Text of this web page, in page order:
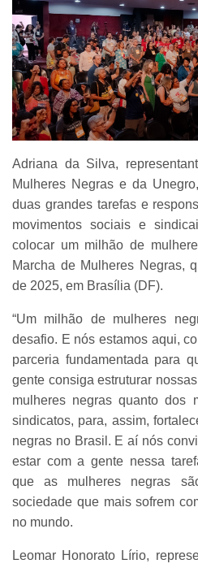
Adriana da Silva,
Mulheres Negras e da
duas grandes tarefas e
movimentos sociais e
colocar um milhão de
Marcha de Mulheres Negras,
de 2025, em Brasília (DF).
“Um milhão de mulheres
desafio. E nós estamos aqui,
parceria fundamentada para
gente consiga estruturar
mulheres negras quanto dos
sindicatos, para, assim,
negras no Brasil. E aí nós
estar com a gente nessa
que as mulheres negras
sociedade que mais sofrem
no mundo.
Leomar Honorato Lírio,